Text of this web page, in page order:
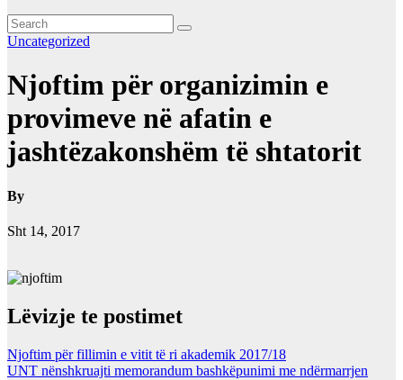
Uncategorized
Njoftim për organizimin e
provimeve në afatin e
jashtëzakonshëm të shtatorit
By
Sht 14, 2017
Lëvizje te postimet
Njoftim për fillimin e vitit të ri akademik 2017/18
UNT nënshkruajti memorandum bashkëpunimi me ndërmarrjen